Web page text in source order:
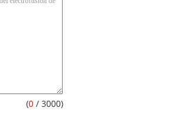
(0 / 3000)